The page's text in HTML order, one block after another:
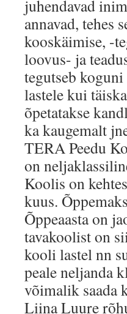
juhendavad
annavad, tehes
kooskäimise, -
loovus- ja
tegutseb
lastele kui
õpetatakse
ka kaugemalt
TERA Peedu
on
Koolis on
kuus.
Õppeaasta on
tavakoolist on
kooli lastel nn
peale neljanda
võimalik saada
Liina Luure